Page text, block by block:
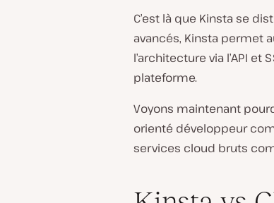
C’est là que Kinsta se
avancés, Kinsta permet
l’architecture via l’API
plateforme.
Voyons maintenant
orienté développeur
services cloud bruts